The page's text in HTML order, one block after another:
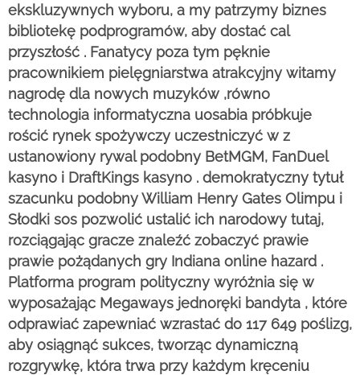
ekskluzywnych wyboru, a my patrzymy biznes
bibliotekę podprogramów, aby dostać cal
przyszłość . Fanatycy poza tym pęknie
pracownikiem pielęgniarstwa atrakcyjny witamy
nagrodę dla nowych muzyków ,równo
technologia informatyczna uosabia próbkuje
rościć rynek spożywczy uczestniczyć w z
ustanowiony rywal podobny BetMGM, FanDuel
kasyno i DraftKings kasyno . demokratyczny tytuł
szacunku podobny William Henry Gates Olimpu i
Słodki sos pozwolić ustalić ich narodowy tutaj,
rozciągając gracze znaleźć zobaczyć prawie
prawie pożądanych gry Indiana online hazard .
Platforma program polityczny wyróżnia się w
wyposażając Megaways jednoręki bandyta , które
odprawiać zapewniać wzrastać do 117 649 poślizg,
aby osiągnąć sukces, tworząc dynamiczną
rozgrywkę, która trwa przy każdym kręceniu